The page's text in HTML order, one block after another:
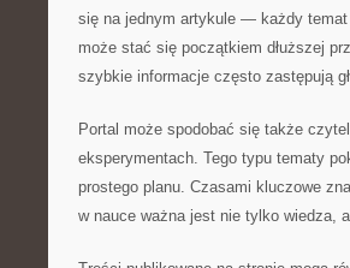
się na jednym artykule — każdy
może stać się początkiem dłuższej
szybkie informacje często zastępują
Portal może spodobać się także
eksperymentach. Tego typu tematy
prostego planu. Czasami kluczowe
w nauce ważna jest nie tylko wiedza,